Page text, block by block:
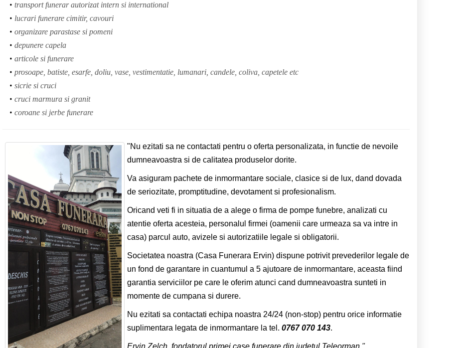
transport funerar autorizat intern si international
lucrari funerare cimitir, cavouri
organizare parastase si pomeni
depunere capela
articole si funerare
prosoape, batiste, esarfe, doliu, vase, vestimentatie, lumanari, candele, coliva, capetele etc
sicrie si cruci
cruci marmura si granit
coroane si jerbe funerare
"Nu ezitati sa ne contactati pentru o oferta personalizata, in functie de nevoile
dumneavoastra si de calitatea produselor dorite.
Va asiguram pachete de inmormantare sociale, clasice si de lux, dand dovada
de seriozitate, promptitudine, devotament si profesionalism.
Oricand veti fi in situatia de a alege o firma de pompe funebre, analizati cu
atentie oferta acesteia, personalul firmei (oamenii care urmeaza sa va intre in
casa) parcul auto, avizele si autorizatiile legale si obligatorii.
Societatea noastra (Casa Funerara Ervin) dispune potrivit prevederilor legale de
un fond de garantare in cuantumul a 5 ajutoare de inmormantare, aceasta fiind
garantia serviciilor pe care le oferim atunci cand dumneavoastra sunteti in
momente de cumpana si durere.
Nu ezitati sa contactati echipa noastra 24/24 (non-stop) pentru orice informatie
suplimentara legata de inmormantare la tel. 0767 070 143.
Ervin Zelch, fondatorul primei case funerare din judetul Teleorman."